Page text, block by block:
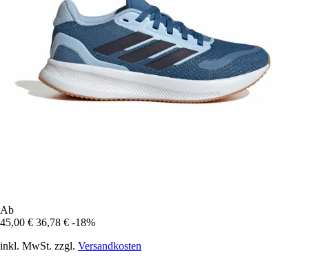
Ab
45,00 € 36,78 € -18%
inkl. MwSt. zzgl. Versandkosten